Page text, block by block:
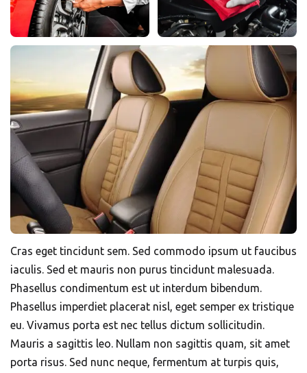
Cras eget tincidunt sem. Sed commodo ipsum ut faucibus
iaculis. Sed et mauris non purus tincidunt malesuada.
Phasellus condimentum est ut interdum bibendum.
Phasellus imperdiet placerat nisl, eget semper ex tristique
eu. Vivamus porta est nec tellus dictum sollicitudin.
Mauris a sagittis leo. Nullam non sagittis quam, sit amet
porta risus. Sed nunc neque, fermentum at turpis quis,